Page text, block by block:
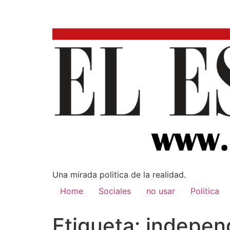
Una mirada poli­tica de la realidad.
Home
Sociales no usar Politica